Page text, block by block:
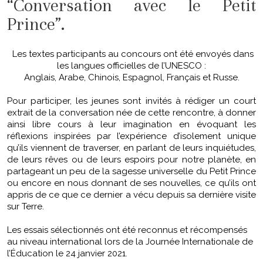
“Conversation avec le Petit
Prince”.
Les textes participants au concours ont été envoyés dans
les langues officielles de l’UNESCO :
Anglais, Arabe, Chinois, Espagnol, Français et Russe.
Pour participer, les jeunes sont invités à rédiger un court
extrait de la conversation née de cette rencontre, à donner
ainsi libre cours à leur imagination en évoquant les
réflexions inspirées par l’expérience d’isolement unique
qu’ils viennent de traverser, en parlant de leurs inquiétudes,
de leurs rêves ou de leurs espoirs pour notre planète, en
partageant un peu de la sagesse universelle du Petit Prince
ou encore en nous donnant de ses nouvelles, ce qu’ils ont
appris de ce que ce dernier a vécu depuis sa dernière visite
sur Terre.
Les essais sélectionnés ont été reconnus et récompensés
au niveau international lors de la Journée Internationale de
l’Éducation le 24 janvier 2021.